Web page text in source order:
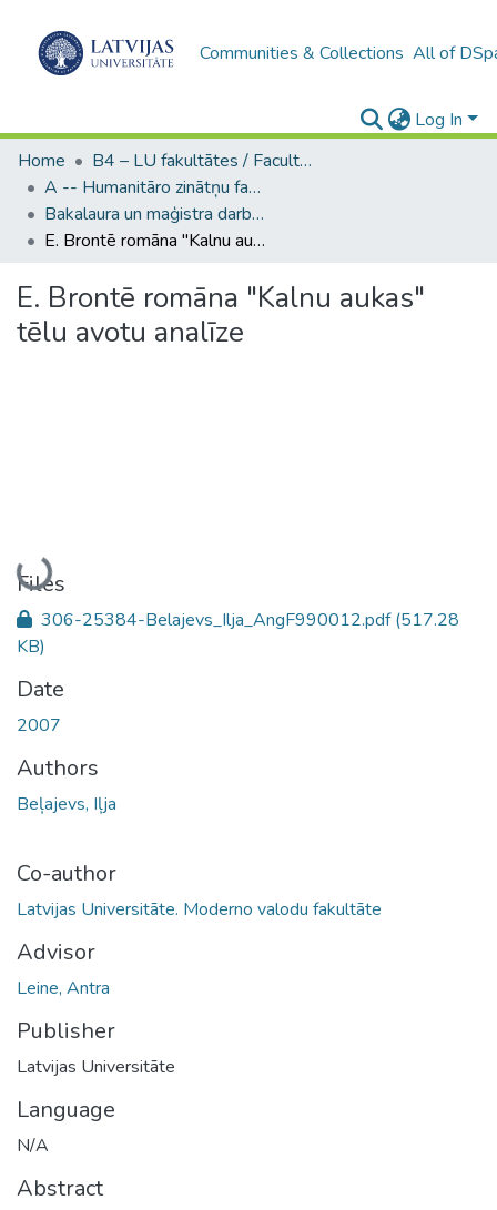
Communities & Collections All of
Log In
Home
B4 – LU fakultātes / Faculties of the UL
A -- Humanitāro zinātņu fakultāte / Faculty of Humanities
Bakalaura un maģistra darbi (HZF) / Bachelor's and Master's theses
E. Brontē romāna "Kalnu aukas" tēlu avotu analīze
E. Brontē romāna "Kalnu aukas"
tēlu avotu analīze
Loading...
Files
306-25384-Belajevs_Ilja_AngF990012.pdf(517.28
KB)
Date
2007
Authors
Beļajevs, Iļja
Co-author
Latvijas Universitāte. Moderno valodu fakultāte
Advisor
Leine, Antra
Publisher
Latvijas Universitāte
Language
N/A
Abstract